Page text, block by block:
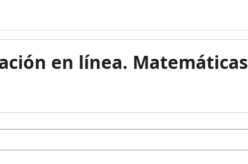
en línea. Matemáticas